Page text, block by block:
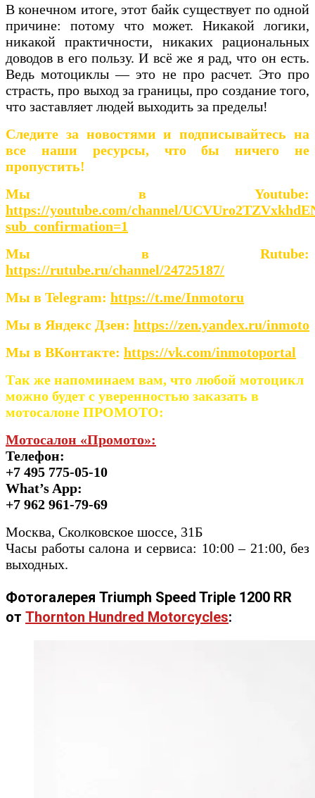
В конечном итоге, этот байк существует по одной
причине: потому что может. Никакой логики,
никакой практичности, никаких рациональных
доводов в его пользу. И всё же я рад, что он есть.
Ведь мотоциклы — это не про расчет. Это про
страсть, про выход за границы, про создание того,
что заставляет людей выходить за пределы!
Следите за новостями и подписывайтесь на
все наши ресурсы, что бы ничего не
пропустить!
Мы в Youtube:
https://youtube.com/channel/
sub_confirmation=1
Мы в Rutube:
https://rutube.ru/channel/24725187/
Мы в Telegram: https://t.me/Inmotoru
Мы в Яндекс Дзен: https://zen.yandex.ru/inmoto
Мы в ВКонтакте: https://vk.com/inmotoportal
Так же напоминаем вам, что любой мотоцикл
можно будет с уверенностью заказать в
мотосалоне ПРОМОТО:
Мотосалон «Промото»:
Телефон:
+7 495 775-05-10
What’s App:
+7 962 961-79-69
Москва, Сколковское шоссе, 31Б
Часы работы салона и сервиса: 10:00 – 21:00, без
выходных.
Фотогалерея Triumph Speed Triple 1200 RR
от Thornton Hundred Motorcycles: